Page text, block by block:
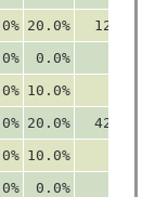
20.0% 125
0.0%
10.0%
20.0% 427
10.0%
0.0%